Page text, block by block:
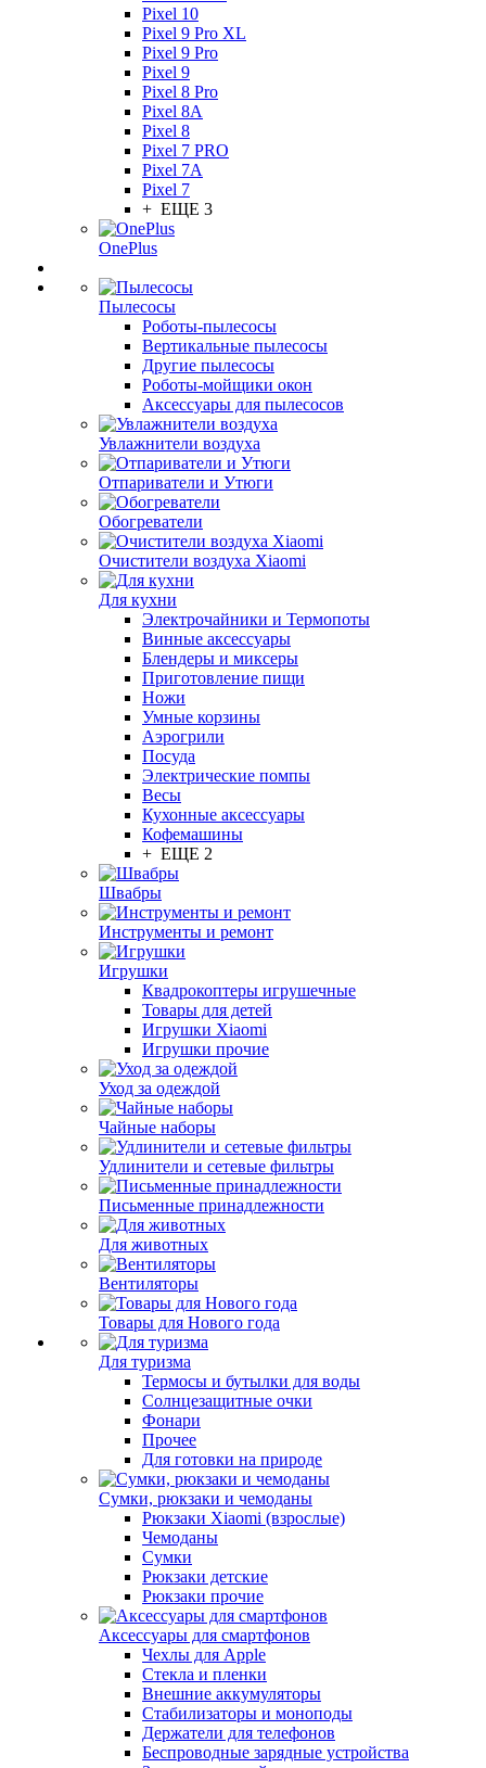
Pixel 10
Pixel 9 Pro XL
Pixel 9 Pro
Pixel 9
Pixel 8 Pro
Pixel 8A
Pixel 8
Pixel 7 PRO
Pixel 7A
Pixel 7
+ ЕЩЕ 3
OnePlus
Пылесосы
Роботы-пылесосы
Вертикальные пылесосы
Другие пылесосы
Роботы-мойщики окон
Аксессуары для пылесосов
Увлажнители воздуха
Отпариватели и Утюги
Обогреватели
Очистители воздуха Xiaomi
Для кухни
Электрочайники и Термопоты
Винные аксессуары
Блендеры и миксеры
Приготовление пищи
Ножи
Умные корзины
Аэрогрили
Посуда
Электрические помпы
Весы
Кухонные аксессуары
Кофемашины
+ ЕЩЕ 2
Швабры
Инструменты и ремонт
Игрушки
Квадрокоптеры игрушечные
Товары для детей
Игрушки Xiaomi
Игрушки прочие
Уход за одеждой
Чайные наборы
Удлинители и сетевые фильтры
Письменные принадлежности
Для животных
Вентиляторы
Товары для Нового года
Для туризма
Термосы и бутылки для воды
Солнцезащитные очки
Фонари
Прочее
Для готовки на природе
Сумки, рюкзаки и чемоданы
Рюкзаки Xiaomi (взрослые)
Чемоданы
Сумки
Рюкзаки детские
Рюкзаки прочие
Аксессуары для смартфонов
Чехлы для Apple
Стекла и пленки
Внешние аккумуляторы
Стабилизаторы и моноподы
Держатели для телефонов
Беспроводные зарядные устройства